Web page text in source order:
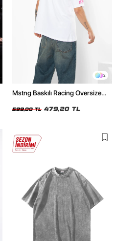
2
Mstng Baskılı Racing Oversize
599,00 TL 479,20 TL